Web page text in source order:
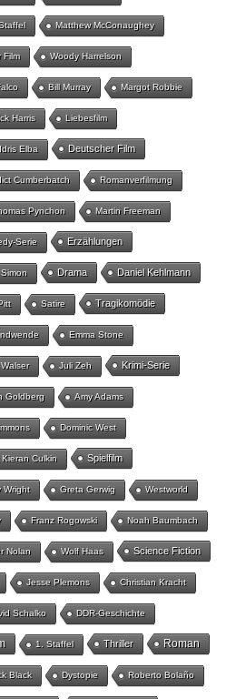
Matthew McConaughey
Film Woody Harrelson
Bill Murray Margot Robbie
Harris Liebesfilm
Idris Elba Deutscher Film
Cumberbatch Romanverfilmung
Pynchon Martin Freeman
Serie Erzählungen
Drama Daniel Kehlmann
Satire Tragikomödie
Emma Stone
Juli Zeh Krimi-Serie
Goldberg Amy Adams
Dominic West
Kieran Culkin Spielfilm
Wright Greta Gerwig Westworld
Franz Rogowski Noah Baumbach
Nolan Wolf Haas Science Fiction
Jesse Plemons Christian Kracht
Schalko DDR-Geschichte
1. Staffel Thriller Roman
Black Dystopie Roberto Bolaño